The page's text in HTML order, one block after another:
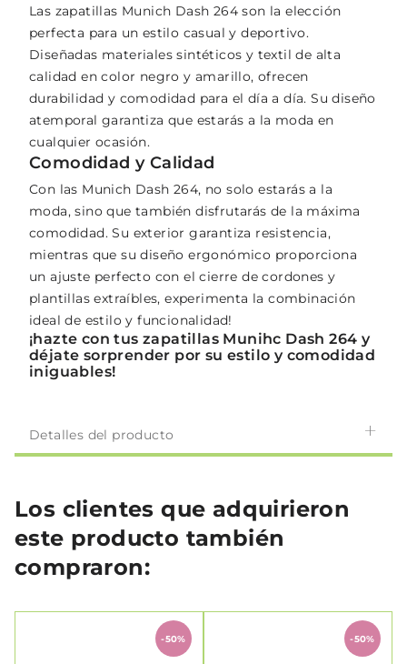
Las zapatillas Munich Dash 264 son la elección
perfecta para un estilo casual y deportivo.
Diseñadas materiales sintéticos y textil de alta
calidad en color negro y amarillo, ofrecen
durabilidad y comodidad para el día a día. Su diseño
atemporal garantiza que estarás a la moda en
cualquier ocasión.
Comodidad y Calidad
Con las Munich Dash 264, no solo estarás a la
moda, sino que también disfrutarás de la máxima
comodidad. Su exterior garantiza resistencia,
mientras que su diseño ergonómico proporciona
un ajuste perfecto con el cierre de cordones y
plantillas extraíbles, experimenta la combinación
ideal de estilo y funcionalidad!
¡hazte con tus zapatillas Munihc Dash 264 y
déjate sorprender por su estilo y comodidad
iniguables!
Detalles del producto
Los clientes que adquirieron
este producto también
compraron:
-50% -50%